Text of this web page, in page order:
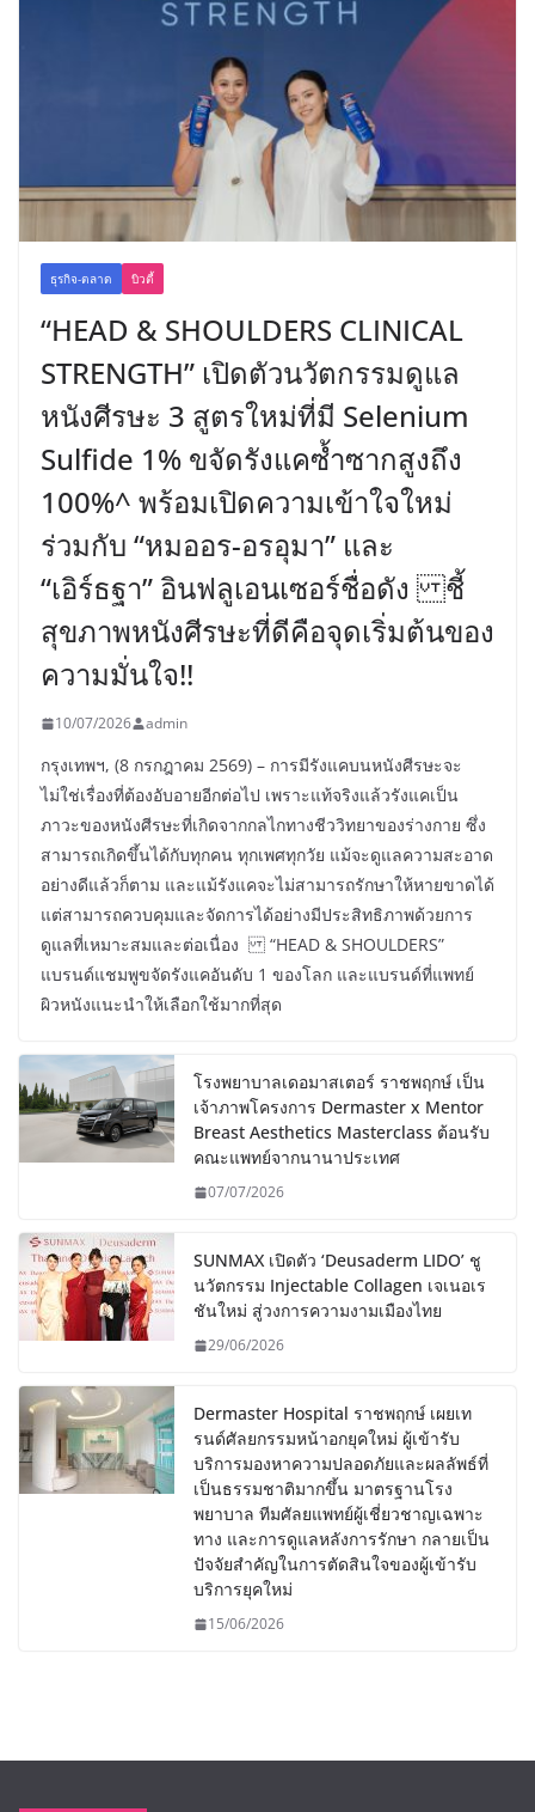
ธุรกิจ-ตลาด บิวตี้
“HEAD & SHOULDERS CLINICAL
STRENGTH” เปิดตัวนวัตกรรมดูแล
หนังศีรษะ 3 สูตรใหม่ที่มี Selenium
Sulfide 1% ขจัดรังแคซ้ำซากสูงถึง
100%^ พร้อมเปิดความเข้าใจใหม่
ร่วมกับ “หมออร-อรอุมา” และ
“เอิร์ธฐา” อินฟลูเอนเซอร์ชื่อดัง ชี้
สุขภาพหนังศีรษะที่ดีคือจุดเริ่มต้นของ
ความมั่นใจ!!
10/07/2026 admin
กรุงเทพฯ, (8 กรกฎาคม 2569) – การมีรังแคบนหนังศีรษะจะ
ไม่ใช่เรื่องที่ต้องอับอายอีกต่อไป เพราะแท้จริงแล้วรังแคเป็น
ภาวะของหนังศีรษะที่เกิดจากกลไกทางชีววิทยาของร่างกาย ซึ่ง
สามารถเกิดขึ้นได้กับทุกคน ทุกเพศทุกวัย แม้จะดูแลความสะอาด
อย่างดีแล้วก็ตาม และแม้รังแคจะไม่สามารถรักษาให้หายขาดได้
แต่สามารถควบคุมและจัดการได้อย่างมีประสิทธิภาพด้วยการ
ดูแลที่เหมาะสมและต่อเนื่อง “HEAD & SHOULDERS”
แบรนด์แชมพูขจัดรังแคอันดับ 1 ของโลก และแบรนด์ที่แพทย์
ผิวหนังแนะนำให้เลือกใช้มากที่สุด
โรงพยาบาลเดอมาสเตอร์ ราชพฤกษ์ เป็น
เจ้าภาพโครงการ Dermaster x Mentor
Breast Aesthetics Masterclass ต้อนรับ
คณะแพทย์จากนานาประเทศ
07/07/2026
SUNMAX เปิดตัว ‘Deusaderm LIDO’ ชู
นวัตกรรม Injectable Collagen เจเนอเร
ชันใหม่ สู่วงการความงามเมืองไทย
29/06/2026
Dermaster Hospital ราชพฤกษ์ เผยเท
รนด์ศัลยกรรมหน้าอกยุคใหม่ ผู้เข้ารับ
บริการมองหาความปลอดภัยและผลลัพธ์ที่
เป็นธรรมชาติมากขึ้น มาตรฐานโรง
พยาบาล ทีมศัลยแพทย์ผู้เชี่ยวชาญเฉพาะ
ทาง และการดูแลหลังการรักษา กลายเป็น
ปัจจัยสำคัญในการตัดสินใจของผู้เข้ารับ
บริการยุคใหม่
15/06/2026